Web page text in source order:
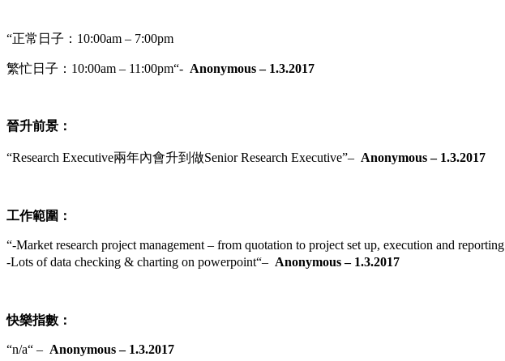
“正常日子：10:00am – 7:00pm
繁忙日子：10:00am – 11:00pm“- Anonymous – 1.3.2017
晉升前景：
“Research Executive兩年內會升到做Senior Research Executive”– Anonymous – 1.3.2017
工作範圍：
“-Market research project management – from quotation to project set up, execution and reporting
-Lots of data checking & charting on powerpoint“– Anonymous – 1.3.2017
快樂指數：
“n/a“ – Anonymous – 1.3.2017